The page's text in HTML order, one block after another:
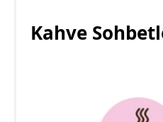
Kahve